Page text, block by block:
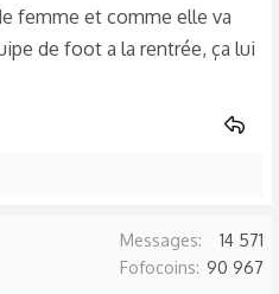
femme et comme elle va
de foot a la rentrée, ça lui
Messages
14 571
Fofocoins 90 967